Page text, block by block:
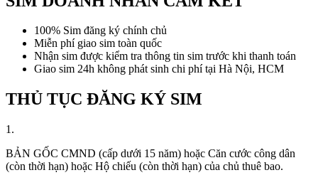
100% Sim đăng ký chính chủ
Miễn phí giao sim toàn quốc
Nhận sim được kiểm tra thông tin sim trước khi thanh toán
Giao sim 24h không phát sinh chi phí tại Hà Nội, HCM
THỦ TỤC ĐĂNG KÝ SIM
1.
BẢN GỐC CMND (cấp dưới 15 năm) hoặc Căn cước công dân
(còn thời hạn) hoặc Hộ chiếu (còn thời hạn) của chủ thuê bao.